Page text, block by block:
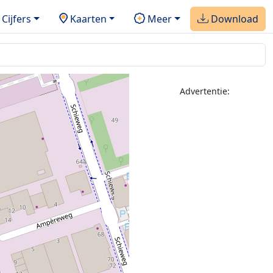
Cijfers Kaarten Meer Download
Advertentie: